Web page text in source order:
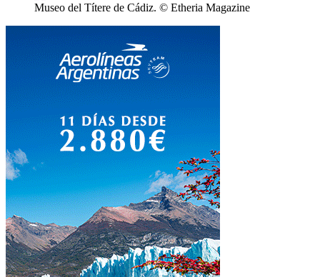
Museo del Títere de Cádiz. © Etheria Magazine